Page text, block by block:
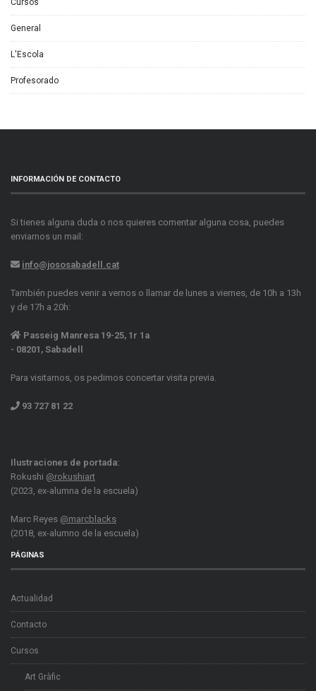
Cursos
General
L'Escola
Profesorado
INFORMACIÓN DE CONTACTO
Si tienes alguna duda o nos quieres comentar alguna cosa, puedes
enviarnos un mail:
info@jososabadell.cat
También puedes venir a vernos o llamar de lunes a viernes, de 10h a 13h
y de 17h a 20h:
Passeig Manresa 19-25, 1r 1a
- 08201, Sabadell
Para visitarnos, os pedimos concertar visita previa.
93 727 81 22
Ilustraciones de portada:
Rokushi @rokushiart
(2023, ex-alumna de la escuela)
Marc Reyes @marcblacks
(2018, ex-alumno de la escuela)
PÁGINAS
Actualidad
Contacto
Cursos
Art Gràfic